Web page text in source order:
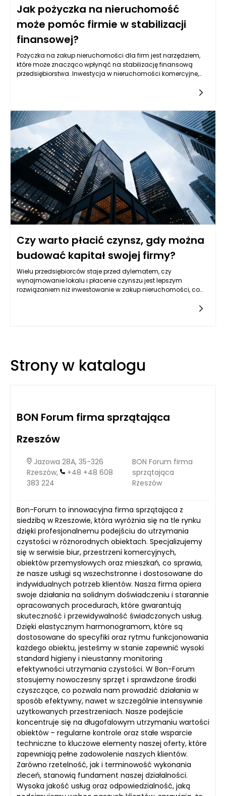
Jak pożyczka na nieruchomość
może pomóc firmie w stabilizacji
finansowej?
Pożyczka na zakup nieruchomości dla firm jest narzędziem,
które może znacząco wpłynąć na stabilizację finansową
przedsiębiorstwa. Inwestycja w nieruchomości komercyjne,
zapewnia firmie nie tylko fizyczną przestrzeń do prowadzenia
majątkową. Posiadanie własnej nieruchomości eliminuje
konieczność wynajmu, co może prowadzić do znaczących
oszczędności w dłuższym okresie. Mniej wydatków stałych
oznacza większą elastyczność w zarządzaniu budżetem, a to
przekłada się na lepszą sytuację finansową firmy.
Czy warto płacić czynsz, gdy można
budować kapitał swojej firmy?
Wielu przedsiębiorców staje przed dylematem, czy
wynajmowanie lokalu i płacenie czynszu jest lepszym
rozwiązaniem niż inwestowanie w zakup nieruchomości, co
perspektywie mogą okazać się bardziej opłacalne. Tak więc,
przed podjęciem decyzji, warto również rozważyć możliwość
Strony w katalogu
BON Forum firma sprzątająca
Rzeszów
Jazowa 28A, 35-326
Rzeszów,
+48 +48 608
383 224
BON Forum firma
sprzątająca
Rzeszów
Bon-Forum to innowacyjna firma sprzątająca z
siedzibą w Rzeszowie, która wyróżnia się na tle rynku
dzięki profesjonalnemu podejściu do utrzymania
czystości w różnorodnych obiektach. Specjalizujemy
się w serwisie biur, przestrzeni komercyjnych,
obiektów przemysłowych oraz mieszkań, co sprawia,
że nasze usługi są wszechstronne i dostosowane do
indywidualnych potrzeb klientów. Nasza firma opiera
swoje działania na solidnym doświadczeniu i starannie
opracowanych procedurach, które gwarantują
skuteczność i przewidywalność świadczonych usług.
Dzięki elastycznym harmonogramom, które są
dostosowane do specyfiki oraz rytmu funkcjonowania
każdego obiektu, jesteśmy w stanie zapewnić wysoki
standard higieny i nieustanny monitoring
efektywności utrzymania czystości. W Bon-Forum
stosujemy nowoczesny sprzęt i sprawdzone środki
czyszczące, co pozwala nam prowadzić działania w
sposób efektywny, nawet w szczególnie intensywnie
użytkowanych przestrzeniach. Nasze podejście
koncentruje się na długofalowym utrzymaniu wartości
obiektów – regularne kontrole oraz stałe wsparcie
techniczne to kluczowe elementy naszej oferty, które
zapewniają pełne zadowolenie naszych klientów.
Zarówno rzetelność, jak i terminowość wykonania
zleceń, stanowią fundament naszej działalności.
Wysoka jakość usług oraz odpowiedzialność, jaką